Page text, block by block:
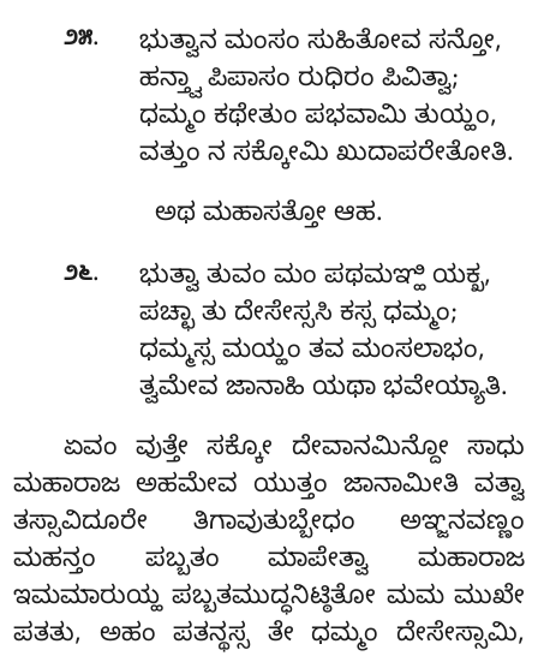
೨೫.
ಭುತ್ವಾನ ಮಂಸಂ ಸುಹಿತೋವ ಸನ್ತೋ,
ಹನ್ತ್ವಾ ಪಿಪಾಸಂ ರುಧಿರಂ ಪಿವಿತ್ವಾ;
ಧಮ್ಮಂ ಕಥೇತುಂ ಪಭವಾಮಿ ತುಯ್ಹಂ,
ವತ್ತುಂ ನ ಸಕ್ಕೋಮಿ ಖುದಾಪರೇತೋತಿ.
ಅಥ ಮಹಾಸತ್ತೋ ಆಹ.
೨೬.
ಭುತ್ವಾ ತುವಂ ಮಂ ಪಥಮಞ್ಹಿ ಯಕ್ಖ,
ಪಚ್ಛಾ ತು ದೇಸೇಸ್ಸಸಿ ಕಸ್ಸ ಧಮ್ಮಂ;
ಧಮ್ಮಸ್ಸ ಮಯ್ಹಂ ತವ ಮಂಸಲಾಭಂ,
ತ್ವಮೇವ ಜಾನಾಹಿ ಯಥಾ ಭವೇಯ್ಯಾತಿ.
ಏವಂ ವುತ್ತೇ ಸಕ್ಕೋ ದೇವಾನಮಿನ್ದೋ ಸಾಧು
ಮಹಾರಾಜ ಅಹಮೇವ ಯುತ್ತಂ ಜಾನಾಮೀತಿ ವತ್ವಾ
ತಸ್ಸಾವಿದೂರೇ ತಿಗಾವುತುಬ್ಬೇಧಂ ಅಞ್ಜನವಣ್ಣಂ
ಮಹನ್ತಂ ಪಬ್ಬತಂ ಮಾಪೇತ್ವಾ ಮಹಾರಾಜ
ಇಮಮಾರುಯ್ಹ ಪಬ್ಬತಮುದ್ಧನಿಟ್ಠಿತೋ ಮಮ ಮುಖೇ
ಪತತು, ಅಹಂ ಪತನ್ಥಸ್ಸ ತೇ ಧಮ್ಮಂ ದೇಸೇಸ್ಸಾಮಿ,